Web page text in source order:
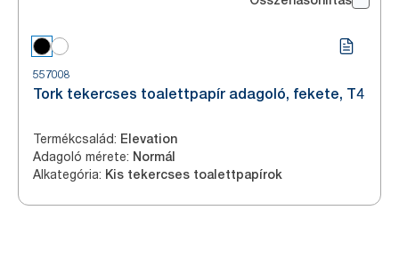
557008
Tork tekercses toalettpapír adagoló, fekete, T4
Termékcsalád: Elevation
Adagoló mérete: Normál
Alkategória: Kis tekercses toalettpapírok